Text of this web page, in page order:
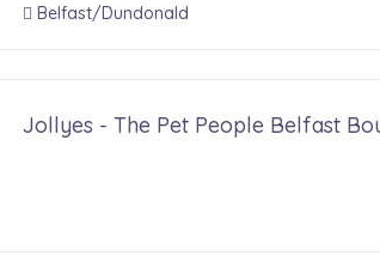
Belfast/Dundonald
Jollyes - The Pet People Belfast